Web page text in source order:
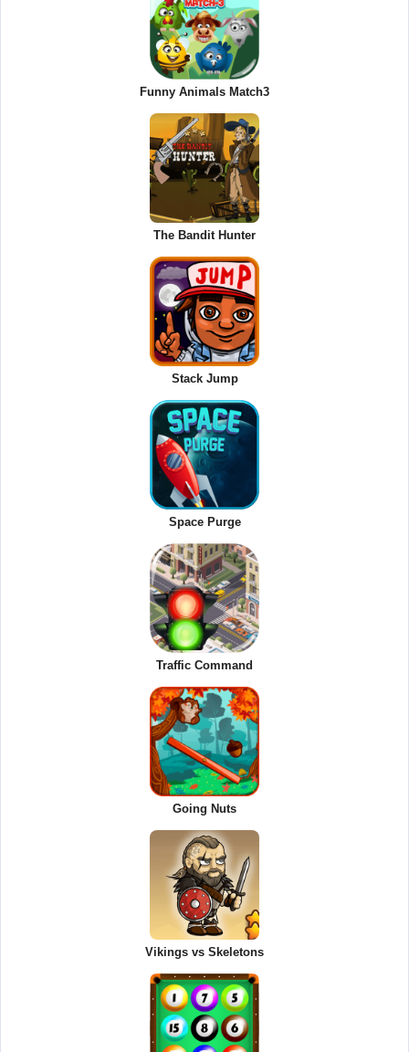
Funny Animals Match3
The Bandit Hunter
Stack Jump
Space Purge
Traffic Command
Going Nuts
Vikings vs Skeletons